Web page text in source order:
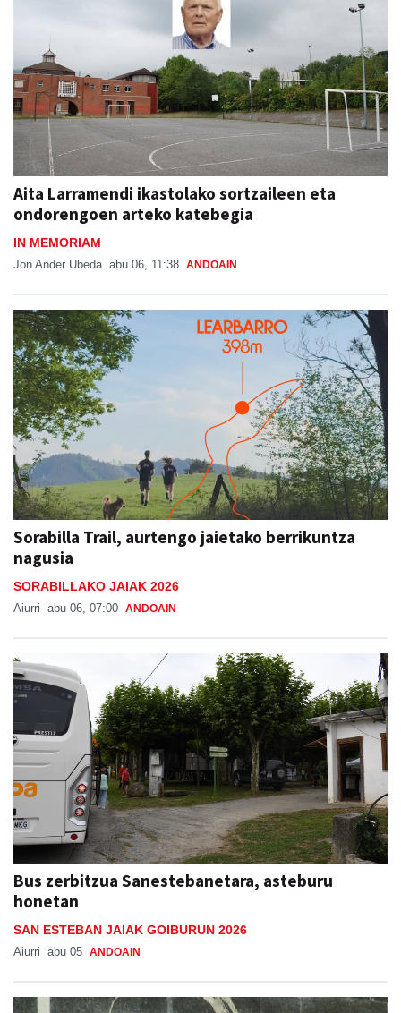
Aita Larramendi ikastolako sortzaileen eta
ondorengoen arteko katebegia
IN MEMORIAM
Jon Ander Ubeda abu 06, 11:38 ANDOAIN
Sorabilla Trail, aurtengo jaietako berrikuntza
nagusia
SORABILLAKO JAIAK 2026
Aiurri abu 06, 07:00 ANDOAIN
Bus zerbitzua Sanestebanetara, asteburu
honetan
SAN ESTEBAN JAIAK GOIBURUN 2026
Aiurri abu 05 ANDOAIN